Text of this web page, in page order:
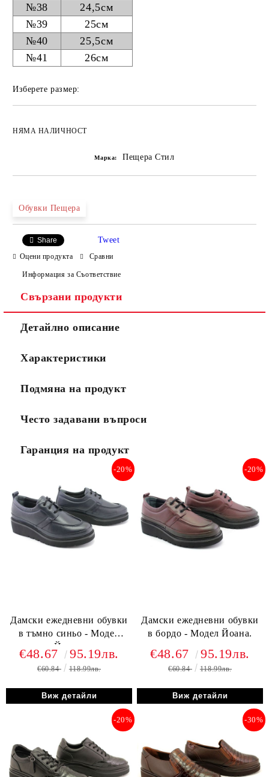
№38
24,5см
№39
25см
№40
25,5см
№41
26см
Изберете размер:
НЯМА НАЛИЧНОСТ
Марка: Пещера Стил
Обувки Пещера
Share Tweet
Оцени продукта Сравни
Информация за Съответствие
Свързани продукти
Детайлно описание
Характеристики
Подмяна на продукт
Често задавани въпроси
Гаранция на продукт
Дамски ежедневни обувки
в тъмно синьо - Модел
Йоана.
-20%
€48.67 95.19лв.
€60.84 118.99лв.
Виж детайли
Дамски ежедневни обувки
в бордо - Модел Йоана.
-20%
€48.67 95.19лв.
€60.84 118.99лв.
Виж детайли
-20% -30%